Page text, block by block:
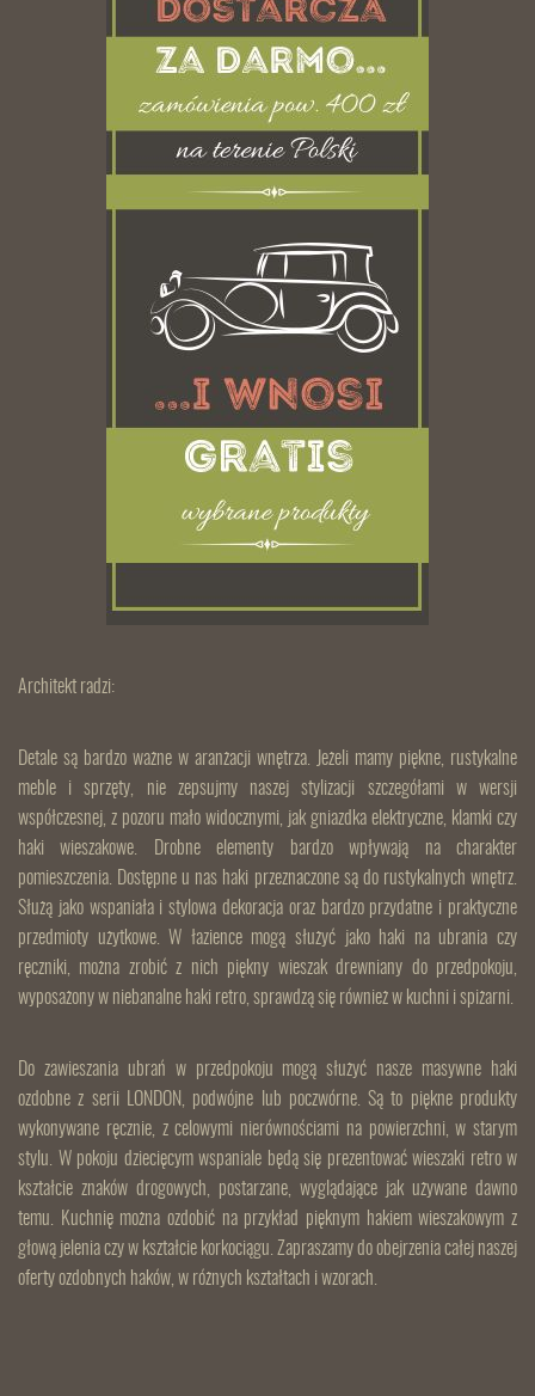
Architekt radzi:
Detale są bardzo ważne w aranżacji wnętrza. Jeżeli mamy piękne, rustykalne
meble i sprzęty, nie zepsujmy naszej stylizacji szczegółami w wersji
współczesnej, z pozoru mało widocznymi, jak gniazdka elektryczne, klamki czy
haki wieszakowe. Drobne elementy bardzo wpływają na charakter
pomieszczenia. Dostępne u nas haki przeznaczone są do rustykalnych wnętrz.
Służą jako wspaniała i stylowa dekoracja oraz bardzo przydatne i praktyczne
przedmioty użytkowe. W łazience mogą służyć jako haki na ubrania czy
ręczniki, można zrobić z nich piękny wieszak drewniany do przedpokoju,
wyposażony w niebanalne haki retro, sprawdzą się również w kuchni i spiżarni.
Do zawieszania ubrań w przedpokoju mogą służyć nasze masywne haki
ozdobne z serii LONDON, podwójne lub poczwórne. Są to piękne produkty
wykonywane ręcznie, z celowymi nierównościami na powierzchni, w starym
stylu. W pokoju dziecięcym wspaniale będą się prezentować wieszaki retro w
kształcie znaków drogowych, postarzane, wyglądające jak używane dawno
temu. Kuchnię można ozdobić na przykład pięknym hakiem wieszakowym z
głową jelenia czy w kształcie korkociągu. Zapraszamy do obejrzenia całej naszej
oferty ozdobnych haków, w różnych kształtach i wzorach.